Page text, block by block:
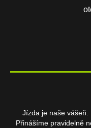
Jízda je naše vášeň.
Přinášíme pravidelně